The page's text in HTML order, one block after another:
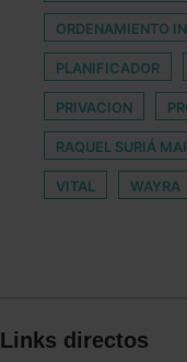
ORDENAMIENTO
PLANIFICADOR
PRIVACION
RAQUEL SURIÁ
VITAL WAYRA
Links directos